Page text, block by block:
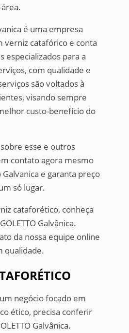
é uma empresa
verniz catafórico e conta
especializados para a
com qualidade e
são voltados à
visando sempre
custo-benefício do
esse e outros
contato agora mesmo
e garanta preço
só lugar.
cataforético, conheça
Galvânica.
da nossa equipe online
qualidade.
negócio focado em
ético, precisa conferir
Galvânica.